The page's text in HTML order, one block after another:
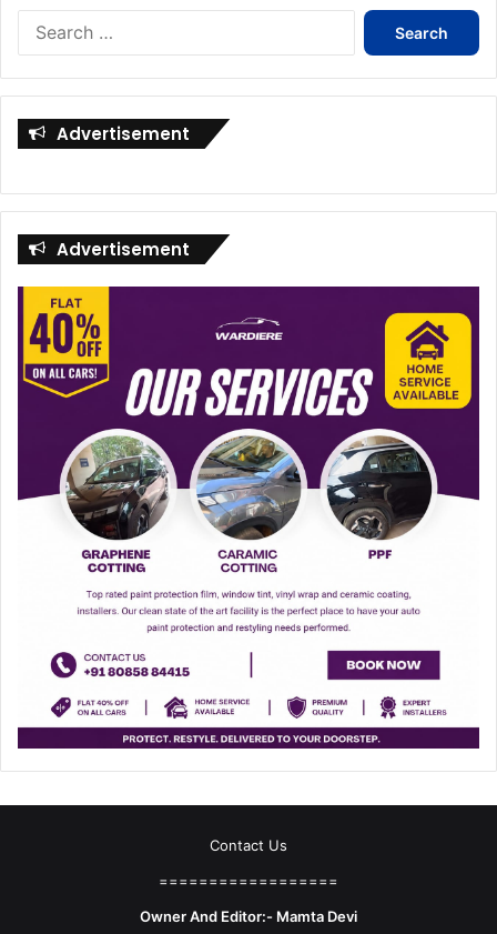
Search
Advertisement
Advertisement
Contact Us
==================
Owner And Editor:- Mamta Devi